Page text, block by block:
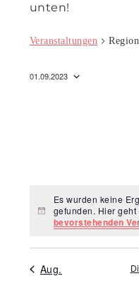
unten!
Veranstaltungen
01.09.2023
Hinweis
Es wurden keine
gefunden. Hier geht
bevorstehenden
Aug.